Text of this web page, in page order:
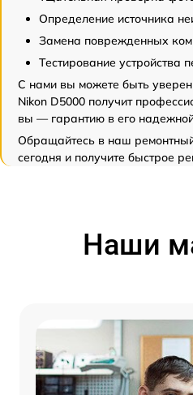
Определение источника
Замена поврежденных
Тестирование устройства
С нами вы можете быть
Nikon D5000 получит
вы — гарантию в его
Обращайтесь в наш
сегодня и получите быстрое
Наши